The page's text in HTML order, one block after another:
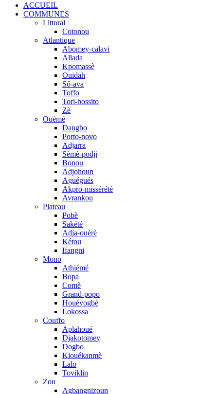
ACCUEIL
COMMUNES
Littoral
Cotonou
Atlantique
Abomey-calavi
Allada
Kpomassè
Ouidah
Sô-ava
Toffo
Tori-bossito
Zè
Ouémé
Dangbo
Porto-novo
Adjarra
Sèmè-podji
Bonou
Adjohoun
Aguégués
Akpro-missérété
Avrankou
Plateau
Pobè
Sakété
Adja-ouèrè
Kétou
Ifangni
Mono
Athiémé
Bopa
Comè
Grand-popo
Houéyogbé
Lokossa
Couffo
Aplahoué
Djakotomey
Dogbo
Klouékanmè
Lalo
Toviklin
Zou
Agbangnizoun